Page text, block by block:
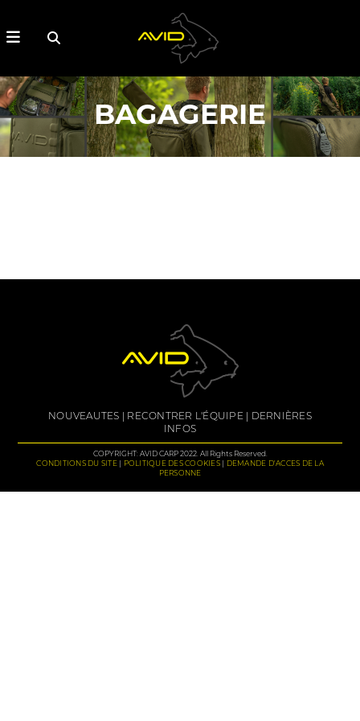
BAGAGERIE
NOUVEAUTES RECONTRER L'ÉQUIPE
DERNIÈRES
INFOS
COPYRIGHT: AVID CARP 2022. All Rights Reserved.
CONDITIONS DU SITE
POLITIQUE DES COOKIES
DEMANDE D'ACCES DE LA
PERSONNE